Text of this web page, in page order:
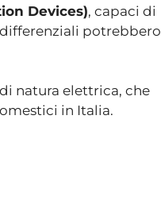
Devices), capaci di
potrebbero
natura elettrica, che
in Italia.